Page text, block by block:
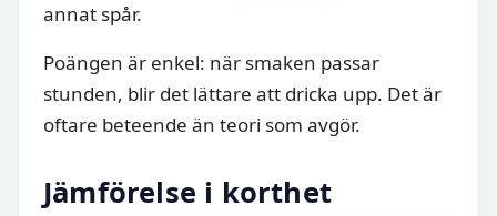
annat spår.
Poängen är enkel: när smaken passar
stunden, blir det lättare att dricka upp. Det är
oftare beteende än teori som avgör.
Jämförelse i korthet